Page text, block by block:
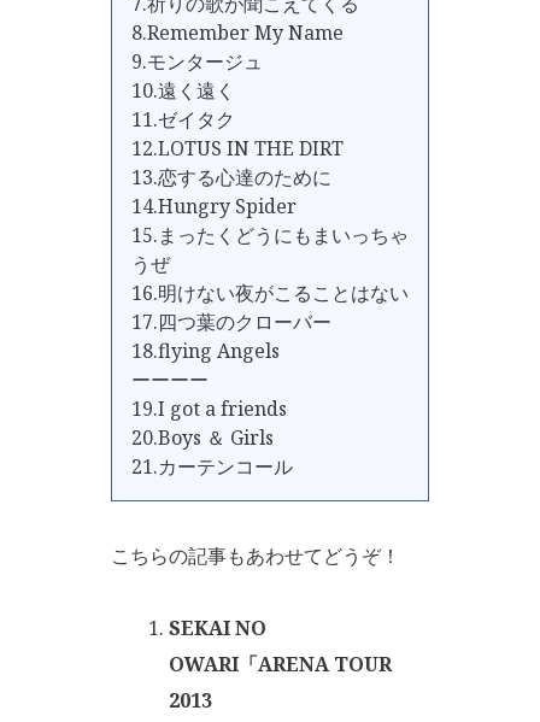
8.Remember My Name
9.モンタージュ
10.遠く遠く
11.ゼイタク
12.LOTUS IN THE DIRT
13.恋する心達のために
14.Hungry Spider
15.まったくどうにもまいっちゃ
うぜ
16.明けない夜がこることはない
17.四つ葉のクローバー
18.flying Angels
ーーーー
19.I got a friends
20.Boys ＆ Girls
21.カーテンコール
こちらの記事もあわせてどうぞ！
SEKAI NO
OWARI「ARENA TOUR
2013